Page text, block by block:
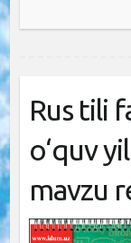
Rus tili
o‘quv
mavzu